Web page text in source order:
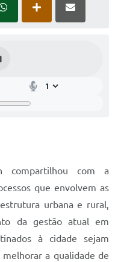
compartilhou com a
que envolvem as
urbana e rural,
da gestão atual em
à cidade sejam
a qualidade de